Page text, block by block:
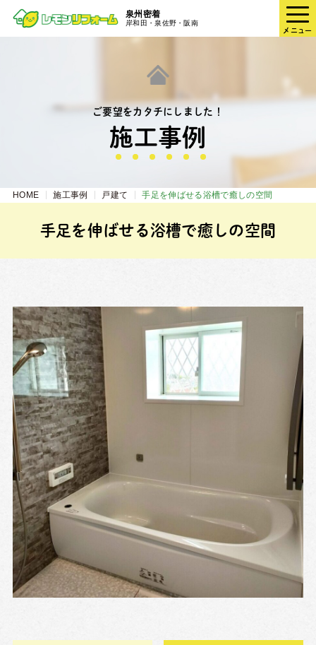
泉州密着
岸和田・泉佐野・阪南
メニュー
ご要望をカタチにしました！
施⼯事例
HOME 施工事例 戸建て 手足を伸ばせる浴槽で癒しの空間
手足を伸ばせる浴槽で癒しの空間